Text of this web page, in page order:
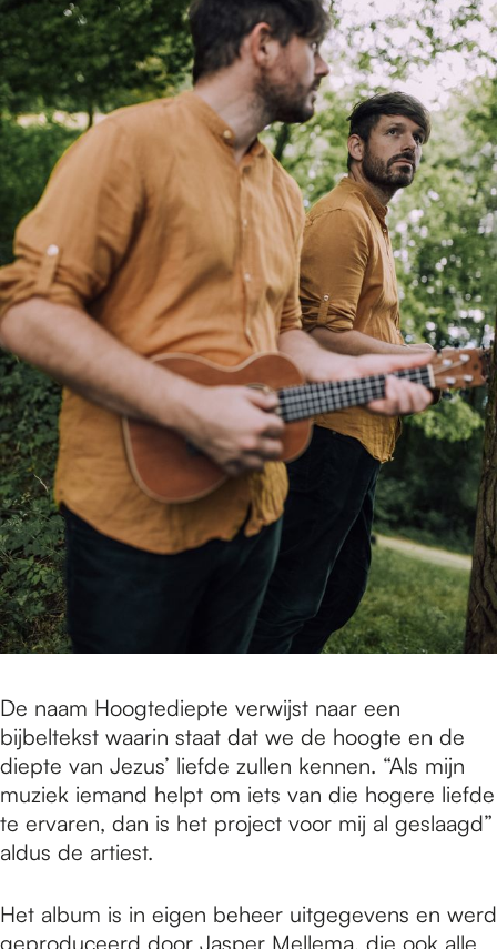
De naam Hoogtediepte verwijst naar een
bijbeltekst waarin staat dat we de hoogte en de
diepte van Jezus’ liefde zullen kennen. “Als mijn
muziek iemand helpt om iets van die hogere liefde
te ervaren, dan is het project voor mij al geslaagd”
aldus de artiest.
Het album is in eigen beheer uitgegevens en werd
geproduceerd door Jasper Mellema, die ook alle